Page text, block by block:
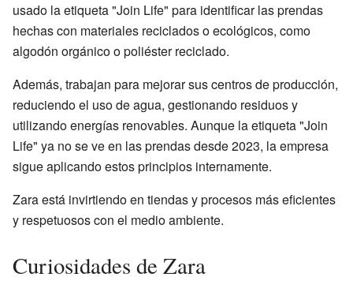
usado la etiqueta "Join Life" para identificar las prendas
hechas con materiales reciclados o ecológicos, como
algodón orgánico o poliéster reciclado.
Además, trabajan para mejorar sus centros de producción,
reduciendo el uso de agua, gestionando residuos y
utilizando energías renovables. Aunque la etiqueta "Join
Life" ya no se ve en las prendas desde 2023, la empresa
sigue aplicando estos principios internamente.
Zara está invirtiendo en tiendas y procesos más eficientes
y respetuosos con el medio ambiente.
Curiosidades de Zara